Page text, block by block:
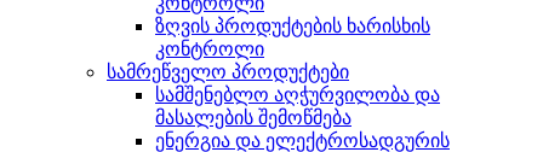
ზღვის პროდუქტების ხარისხის
კონტროლი
სამრეწველო პროდუქტები
სამშენებლო აღჭურვილობა და
მასალების შემოწმება
ენერგია და ელექტროსადგურის